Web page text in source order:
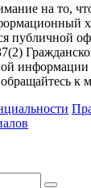
на то,
публичной
к